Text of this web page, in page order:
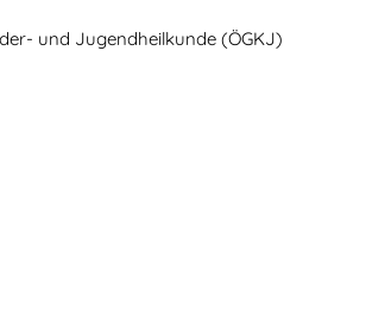
und Jugendheilkunde (ÖGKJ)